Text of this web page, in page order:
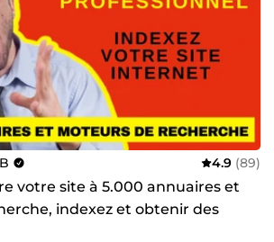
4.9 (89)
votre site à 5.000 annuaires et
indexez et obtenir des